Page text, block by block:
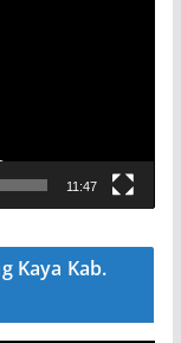
11:47
Kaya Kab.